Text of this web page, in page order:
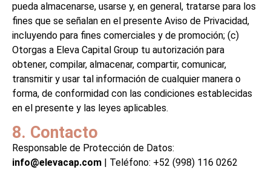
pueda almacenarse, usarse y, en general, tratarse para los
fines que se señalan en el presente Aviso de Privacidad,
incluyendo para fines comerciales y de promoción; (c)
Otorgas a Eleva Capital Group tu autorización para
obtener, compilar, almacenar, compartir, comunicar,
transmitir y usar tal información de cualquier manera o
forma, de conformidad con las condiciones establecidas
en el presente y las leyes aplicables.
8. Contacto
Responsable de Protección de Datos:
info@elevacap.com | Teléfono: +52 (998) 116 0262